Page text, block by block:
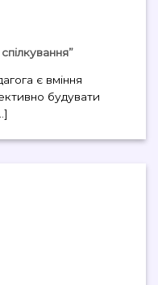
є вміння
будувати